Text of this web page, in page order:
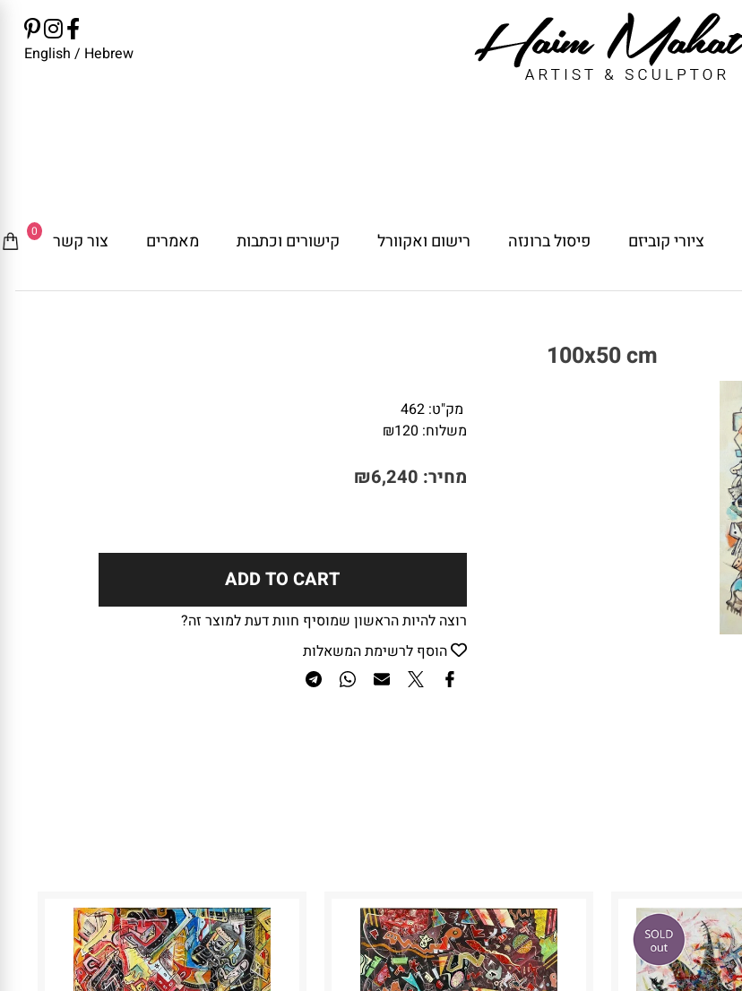
English / Hebrew
0 ציורי קוביזם פיסול ברונזה רישום ואקוורל קישורים וכתבות מאמרים צור קשר
100x50 cm
מק"ט: 462
משלוח:
₪120
מחיר: ₪6,240
ADD TO CART
רוצה להיות הראשון שמוסיף חוות דעת למוצר זה?
הוסף לרשימת המשאלות